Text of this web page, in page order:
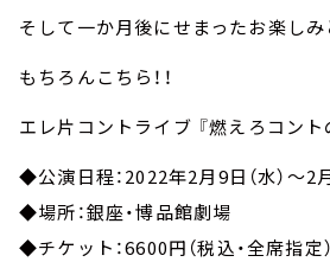
そして一か月後にせまったお楽しみ
もちろんこちら！！
エレ片コントライブ 『燃えろコント
◆公演日程：2022年2月9日（水）～2
◆場所：銀座・博品館劇場
◆チケット：6600円（税込・全席指定